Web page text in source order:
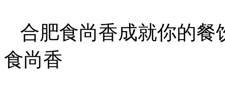
合肥食尚香成就你的餐
食尚香